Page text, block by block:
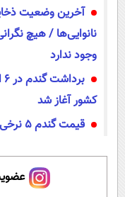
آخرین وضعیت
نانوایی‌ها / هیچ
وجود ندارد
کشور آغاز شد
قیمت گندم 5 نرخی شد